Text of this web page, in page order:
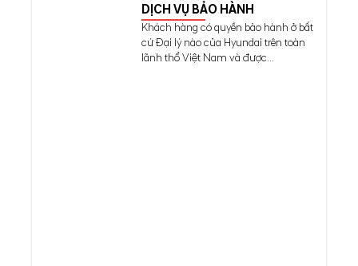
DỊCH VỤ BẢO HÀNH
Khách hàng có quyền bảo hành ở bất
cứ Đại lý nào của Hyundai trên toàn
lãnh thổ Việt Nam và được...